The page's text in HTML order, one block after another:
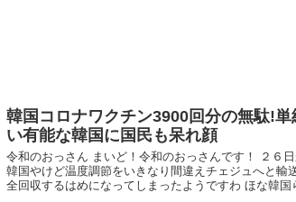
韓国コロナワクチン3900回分の無駄!
い有能な韓国に国民も呆れ顔
令和のおっさん まいど！令和のおっさんです！ ２６
韓国やけど温度調節をいきなり間違えチェジュへと輸
全回収するはめになってしまったようですわ ほな韓国